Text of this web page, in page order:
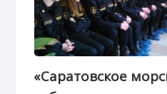
«Саратовское